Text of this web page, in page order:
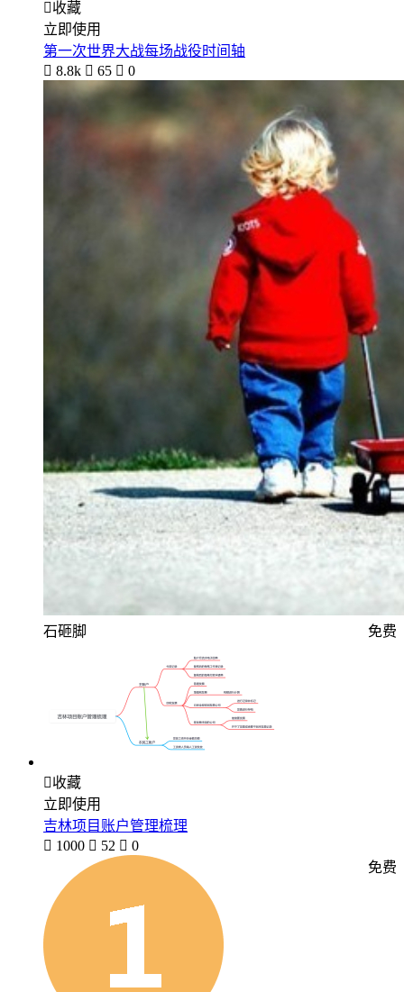
收藏
立即使用
第一次世界大战每场战役时间轴
 8.8k  65  0
石砸脚 免费
收藏
立即使用
吉林项目账户管理梳理
 1000  52  0
免费